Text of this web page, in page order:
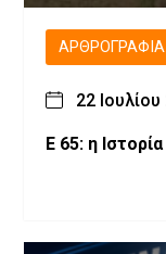
ΑΡΘΡΟΓΡΑΦΊΑ
22
Ε 65: η Ιστορία